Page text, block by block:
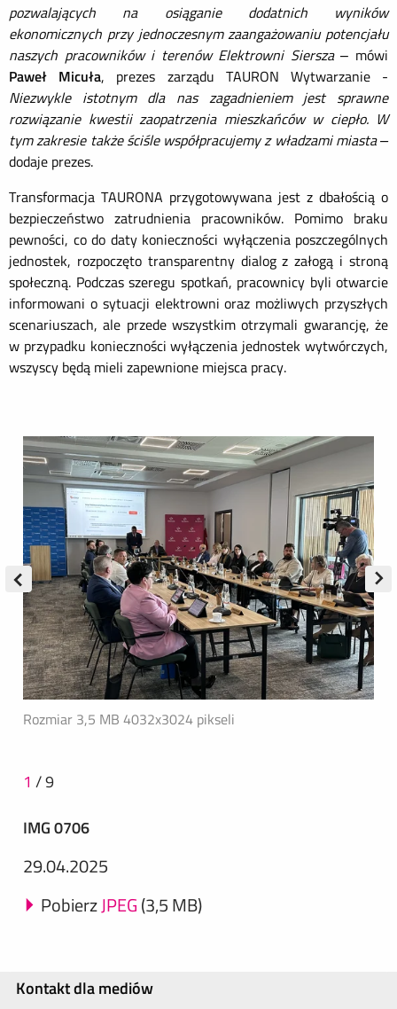
pozwalających na osiąganie dodatnich wyników
ekonomicznych przy jednoczesnym zaangażowaniu potencjału
naszych pracowników i terenów Elektrowni Siersza– mówi
Paweł Micuła, prezes zarządu TAURON Wytwarzanie -
Niezwykle istotnym dla nas zagadnieniem jest sprawne
rozwiązanie kwestii zaopatrzenia mieszkańców w ciepło. W
tym zakresie także ściśle współpracujemy z władzami miasta –
dodaje prezes.
Transformacja TAURONA przygotowywana jest z dbałością o
bezpieczeństwo zatrudnienia pracowników. Pomimo braku
pewności, co do daty konieczności wyłączenia poszczególnych
jednostek, rozpoczęto transparentny dialog z załogą i stroną
społeczną. Podczas szeregu spotkań, pracownicy byli otwarcie
informowani o sytuacji elektrowni oraz możliwych przyszłych
scenariuszach, ale przede wszystkim otrzymali gwarancję, że
w przypadku konieczności wyłączenia jednostek wytwórczych,
wszyscy będą mieli zapewnione miejsca pracy.
Rozmiar 3,5 MB 4032x3024 pikseli
1 /9
IMG 0706
29.04.2025
PobierzJPEG(3,5 MB)
Kontakt dla mediów